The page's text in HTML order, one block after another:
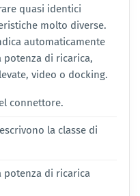
quasi identici
molto diverse.
automaticamente
potenza di ricarica,
video o docking.
connettore.
la classe di
potenza di ricarica